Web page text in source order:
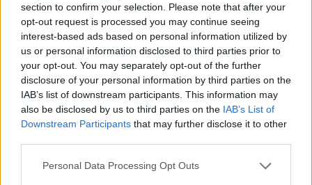
section to confirm your selection. Please note that after your
opt-out request is processed you may continue seeing
interest-based ads based on personal information utilized by
us or personal information disclosed to third parties prior to
your opt-out. You may separately opt-out of the further
disclosure of your personal information by third parties on the
IAB’s list of downstream participants. This information may
also be disclosed by us to third parties on the IAB’s List of
Downstream Participants that may further disclose it to other
Please note that this website/app uses one or more Google
Personal Data Processing Opt Outs